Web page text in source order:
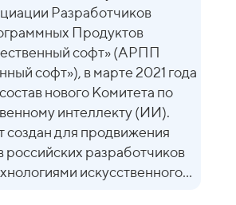
Разработчиков
Продуктов
софт» (АРПП
софт»), в марте 2021 года
нового Комитета по
интеллекту (ИИ).
создан для продвижения
российских разработчиков
искусственного...